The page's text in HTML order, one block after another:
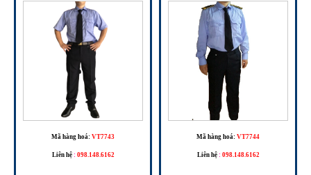
Mã hàng hoá: VT7743
Liên hệ : 098.148.6162
Mã hàng hoá: VT7744
Liên hệ : 098.148.6162